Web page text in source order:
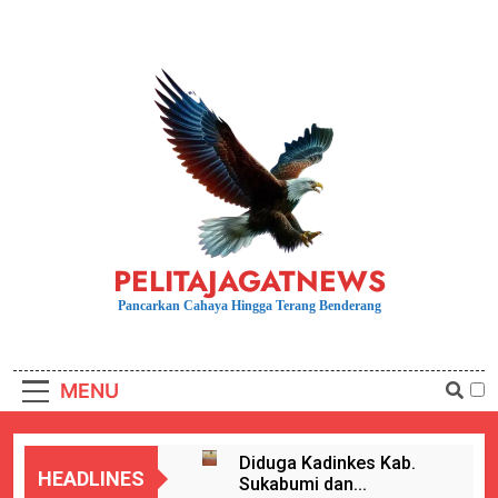
PELITAJAGATNEWS
Pancarkan Cahaya Hingga Terang Benderang
MENU
HEADLINES
Diduga Kadinkes Kab.
Sukabumi dan